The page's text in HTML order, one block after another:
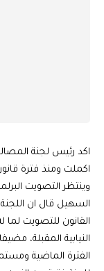
اكد رئيس لجنة
اكملت ومنذ فترة
وينتظر التصويت
السهيل قال ان
القانون للتصويت لما
النيابية المقبلة،
الفترة الماضية